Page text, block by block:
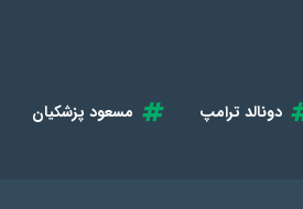
دونالد ترامپ مسعود پزشکیان